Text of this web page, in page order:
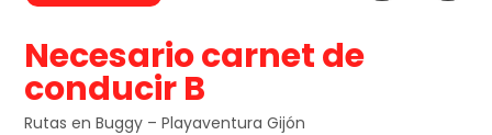
Necesario carnet de
conducir B
Rutas en Buggy – Playaventura Gijón